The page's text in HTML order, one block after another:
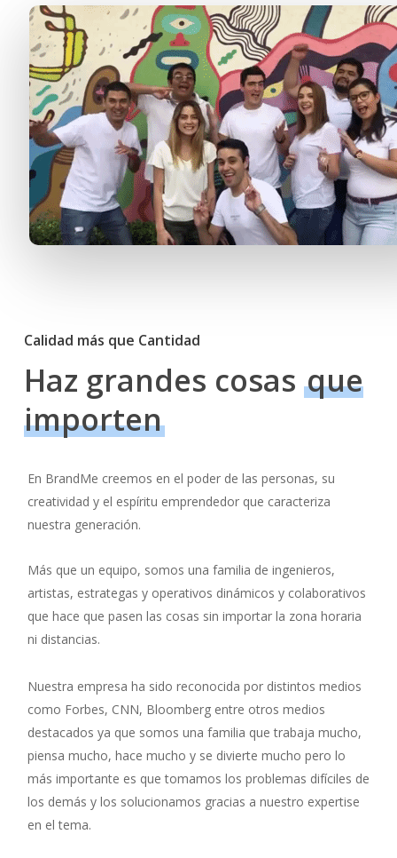
Calidad más que Cantidad
Haz grandes cosasque
importen
En BrandMe creemos en el poder de las personas, su
creatividad y el espíritu emprendedor que caracteriza
nuestra generación.
Más que un equipo, somos una familia de ingenieros,
artistas, estrategas y operativos dinámicos y colaborativos
que hace que pasen las cosas sin importar la zona horaria
ni distancias.
Nuestra empresa ha sido reconocida por distintos medios
como Forbes, CNN, Bloomberg entre otros medios
destacados ya que somos una familia que trabaja mucho,
piensa mucho, hace mucho y se divierte mucho pero lo
más importante es que tomamos los problemas difíciles de
los demás y los solucionamos gracias a nuestro expertise
en el tema.